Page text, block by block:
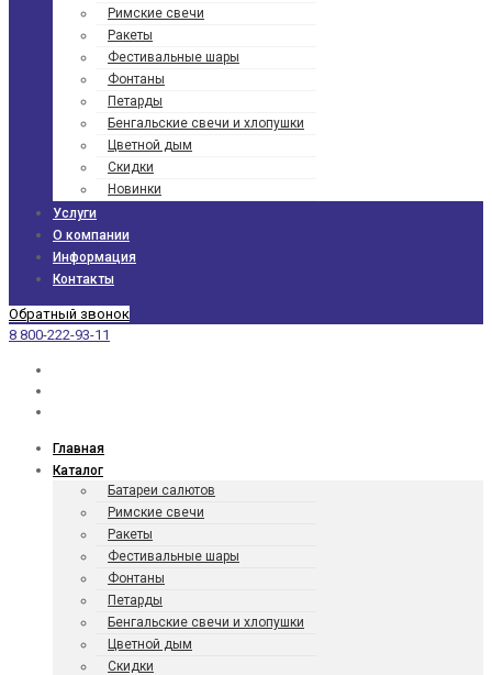
Римские свечи
Ракеты
Фести­валь­ные шары
Фонтаны
Петарды
Бенгаль­ские свечи и хлопушки
Цветной дым
Скидки
Новинки
Услуги
О компании
Информация
Контакты
Обратный звонок
8 800-222-93-11
Главная
Каталог
Батареи салютов
Римские свечи
Ракеты
Фести­валь­ные шары
Фонтаны
Петарды
Бенгаль­ские свечи и хлопушки
Цветной дым
Скидки